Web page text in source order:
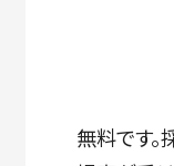
無料です